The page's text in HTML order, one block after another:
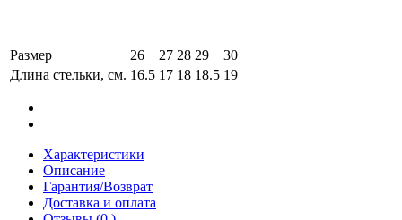
Размер 26 27 28 29
30
Длина стельки, см. 16.5 17 18 18.5 19
Характеристики
Описание
Гарантия/Возврат
Доставка и оплата